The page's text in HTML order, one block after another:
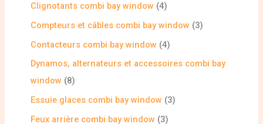
Clignotants combi bay window 4
Compteurs et câbles combi bay window
3
Contacteurs combi bay window 4
Dynamos, alternateurs et accessoires combi bay
window
8
Essuie glaces combi bay window
3
Feux arrière combi bay window
3